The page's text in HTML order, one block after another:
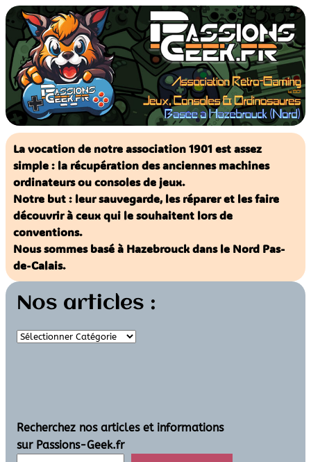
Aller
au
contenu
La vocation de notre association 1901 est assez
simple : la récupération des anciennes machines
ordinateurs ou consoles de jeux.
Notre but : leur sauvegarde, les réparer et les faire
découvrir à ceux qui le souhaitent lors de
conventions.
Nous sommes basé à Hazebrouck dans le Nord Pas-
de-Calais.
Nos articles :
Recherchez nos articles et informations
sur Passions-Geek.fr